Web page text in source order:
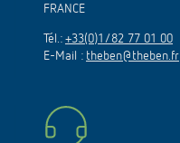
FRANCE
Tél.: +33(0)1/82 77 01 00
E-Mail : theben@theben.fr